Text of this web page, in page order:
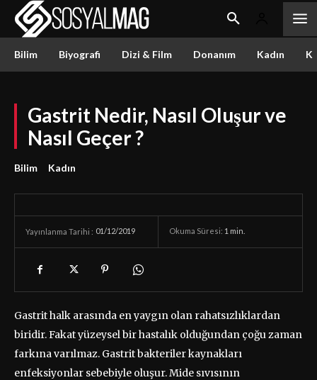
Bilim Biyografi Dizi & Film Donanım Kadın
Gastrit Nedir, Nasıl Oluşur ve
Nasıl Geçer ?
Bilim Kadın
Yayınlanma Tarihi : 01/12/2019 Okuma Süresi: 1 min.
Gastrit halk arasında en yaygın olan rahatsızlıklardan
biridir. Fakat yüzeysel bir hastalık olduğundan çoğu zaman
farkına varılmaz. Gastrit bakteriler kaynakları
enfeksiyonlar sebebiyle oluşur. Mide sıvısının